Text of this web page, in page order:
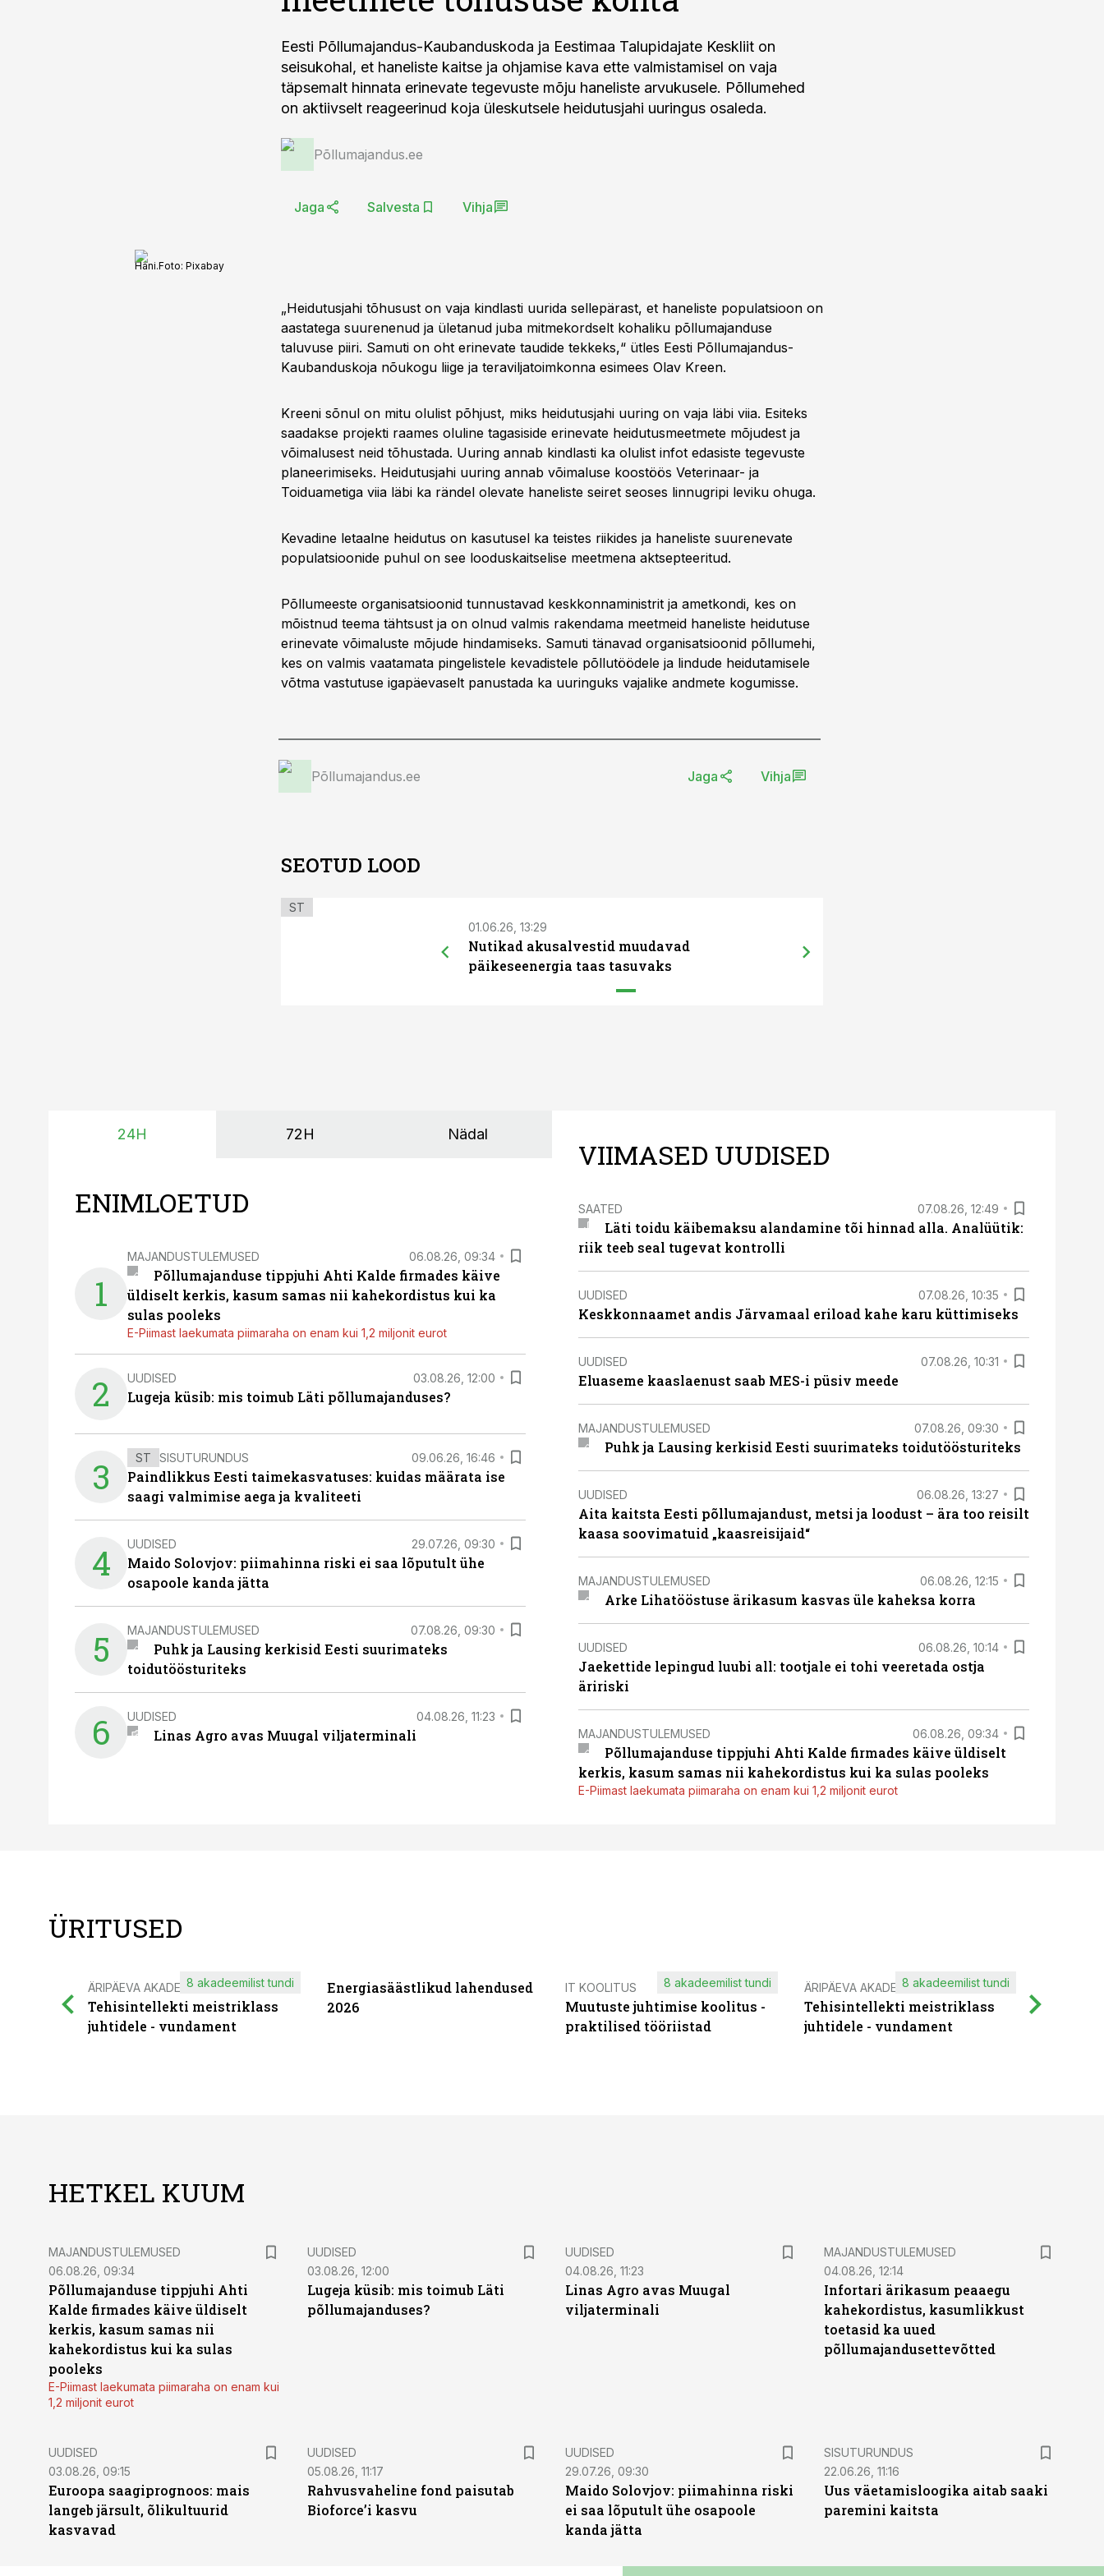
Eesti Põllumajandus-Kaubanduskoda ja Eestimaa Talupidajate Keskliit on
seisukohal, et haneliste kaitse ja ohjamise kava ette valmistamisel on vaja
täpsemalt hinnata erinevate tegevuste mõju haneliste arvukusele. Põllumehed
on aktiivselt reageerinud koja üleskutsele heidutusjahi uuringus osaleda.
Põllumajandus.ee
Jaga Salvesta Vihja
Hani.Foto: Pixabay
„Heidutusjahi tõhusust on vaja kindlasti uurida sellepärast, et haneliste populatsioon on
aastatega suurenenud ja ületanud juba mitmekordselt kohaliku põllumajanduse
taluvuse piiri. Samuti on oht erinevate taudide tekkeks,“ ütles Eesti Põllumajandus-
Kaubanduskoja nõukogu liige ja teraviljatoimkonna esimees Olav Kreen.
Kreeni sõnul on mitu olulist põhjust, miks heidutusjahi uuring on vaja läbi viia. Esiteks
saadakse projekti raames oluline tagasiside erinevate heidutusmeetmete mõjudest ja
võimalusest neid tõhustada. Uuring annab kindlasti ka olulist infot edasiste tegevuste
planeerimiseks. Heidutusjahi uuring annab võimaluse koostöös Veterinaar- ja
Toiduametiga viia läbi ka rändel olevate haneliste seiret seoses linnugripi leviku ohuga.
Kevadine letaalne heidutus on kasutusel ka teistes riikides ja haneliste suurenevate
populatsioonide puhul on see looduskaitselise meetmena aktsepteeritud.
Põllumeeste organisatsioonid tunnustavad keskkonnaministrit ja ametkondi, kes on
mõistnud teema tähtsust ja on olnud valmis rakendama meetmeid haneliste heidutuse
erinevate võimaluste mõjude hindamiseks. Samuti tänavad organisatsioonid põllumehi,
kes on valmis vaatamata pingelistele kevadistele põllutöödele ja lindude heidutamisele
võtma vastutuse igapäevaselt panustada ka uuringuks vajalike andmete kogumisse.
Põllumajandus.ee Jaga Vihja
SEOTUD LOOD
ST
01.06.26, 13:29
Nutikad akusalvestid muudavad
päikeseenergia taas tasuvaks
24H 72H Nädal
ENIMLOETUD
1
MAJANDUSTULEMUSED 06.08.26, 09:34
Põllumajanduse tippjuhi Ahti Kalde firmades käive
üldiselt kerkis, kasum samas nii kahekordistus kui ka
sulas pooleks
E-Piimast laekumata piimaraha on enam kui 1,2 miljonit eurot
2 UUDISED 03.08.26, 12:00
Lugeja küsib: mis toimub Läti põllumajanduses?
3 ST SISUTURUNDUS 09.06.26, 16:46
Paindlikkus Eesti taimekasvatuses: kuidas määrata ise
saagi valmimise aega ja kvaliteeti
4 UUDISED 29.07.26, 09:30
Maido Solovjov: piimahinna riski ei saa lõputult ühe
osapoole kanda jätta
5 MAJANDUSTULEMUSED 07.08.26, 09:30
Puhk ja Lausing kerkisid Eesti suurimateks
toidutöösturiteks
6 UUDISED 04.08.26, 11:23
Linas Agro avas Muugal viljaterminali
VIIMASED UUDISED
SAATED 07.08.26, 12:49
Läti toidu käibemaksu alandamine tõi hinnad alla. Analüütik:
riik teeb seal tugevat kontrolli
UUDISED 07.08.26, 10:35
Keskkonnaamet andis Järvamaal eriload kahe karu küttimiseks
UUDISED 07.08.26, 10:31
Eluaseme kaaslaenust saab MES-i püsiv meede
MAJANDUSTULEMUSED 07.08.26, 09:30
Puhk ja Lausing kerkisid Eesti suurimateks toidutöösturiteks
UUDISED 06.08.26, 13:27
Aita kaitsta Eesti põllumajandust, metsi ja loodust – ära too reisilt
kaasa soovimatuid „kaasreisijaid“
MAJANDUSTULEMUSED 06.08.26, 12:15
Arke Lihatööstuse ärikasum kasvas üle kaheksa korra
UUDISED 06.08.26, 10:14
Jaekettide lepingud luubi all: tootjale ei tohi veeretada ostja
äririski
MAJANDUSTULEMUSED 06.08.26, 09:34
Põllumajanduse tippjuhi Ahti Kalde firmades käive üldiselt
kerkis, kasum samas nii kahekordistus kui ka sulas pooleks
E-Piimast laekumata piimaraha on enam kui 1,2 miljonit eurot
ÜRITUSED
ÄRIPÄEVA AKADEEMIA
Tehisintellekti meistriklass
juhtidele - vundament
8 akadeemilist tundi
Energiasäästlikud lahendused
2026
IT KOOLITUS
Muutuste juhtimise koolitus -
praktilised tööriistad
8 akadeemilist tundi ÄRIPÄEVA AKADEEMIA
Tehisintellekti meistriklass
juhtidele - vundament
8 akadeemilist tundi
HETKEL KUUM
MAJANDUSTULEMUSED
06.08.26, 09:34
Põllumajanduse tippjuhi Ahti
Kalde firmades käive üldiselt
kerkis, kasum samas nii
kahekordistus kui ka sulas
pooleks
E-Piimast laekumata piimaraha on enam kui
1,2 miljonit eurot
UUDISED
03.08.26, 12:00
Lugeja küsib: mis toimub Läti
põllumajanduses?
UUDISED
04.08.26, 11:23
Linas Agro avas Muugal
viljaterminali
MAJANDUSTULEMUSED
04.08.26, 12:14
Infortari ärikasum peaaegu
kahekordistus, kasumlikkust
toetasid ka uued
põllumajandusettevõtted
UUDISED
03.08.26, 09:15
Euroopa saagiprognoos: mais
langeb järsult, õlikultuurid
kasvavad
UUDISED
05.08.26, 11:17
Rahvusvaheline fond paisutab
Bioforce’i kasvu
UUDISED
29.07.26, 09:30
Maido Solovjov: piimahinna riski
ei saa lõputult ühe osapoole
kanda jätta
ST
SISUTURUNDUS
22.06.26, 11:16
Uus väetamisloogika aitab saaki
paremini kaitsta